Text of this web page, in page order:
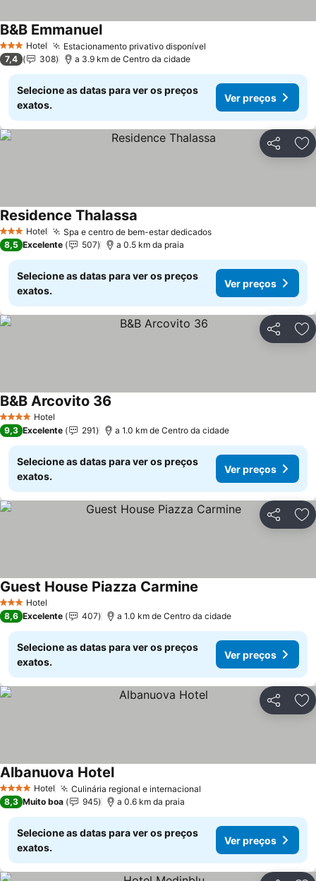
3 EstrelasHotel Estacionamento privativo disponível
B&B EmmanuelVer preços
7,4 308 a 3.9 km de Centro da cidade
Selecione as datas para ver os preços
exatos.
Ver preços
Partilhar
3 EstrelasHotel Spa e centro de bem-estar dedicadosVer preços
Residence Thalassa
8,5 Excelente 507 a 0.5 km da praia
Selecione as datas para ver os preços
exatos.
Ver preços
Partilhar
4 EstrelasHotel
B&B Arcovito 36
9,3 Excelente 291 a 1.0 km de Centro da cidade
Selecione as datas para ver os preços
exatos.
Ver preços
Partilhar
3 EstrelasHotel
Guest House Piazza Carmine
8,6 Excelente 407 a 1.0 km de Centro da cidade
Selecione as datas para ver os preços
exatos.
Ver preços
Partilhar
4 EstrelasHotel Culinária regional e internacional
Albanuova HotelVer preços
8,3 Muito boa 945 a 0.6 km da praia
Selecione as datas para ver os preços
exatos.
Ver preços